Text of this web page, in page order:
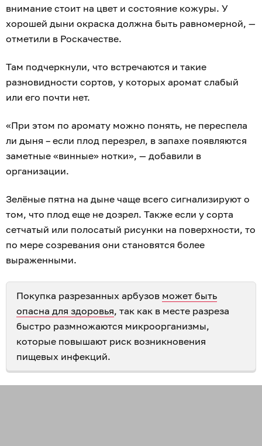
внимание стоит на цвет и состояние кожуры. У
хорошей дыни окраска должна быть равномерной, —
отметили в Роскачестве.
Там подчеркнули, что встречаются и такие
разновидности сортов, у которых аромат слабый
или его почти нет.
«При этом по аромату можно понять, не переспела
ли дыня – если плод перезрел, в запахе появляются
заметные «винные» нотки», — добавили в
организации.
Зелёные пятна на дыне чаще всего сигнализируют о
том, что плод еще не дозрел. Также если у сорта
сетчатый или полосатый рисунки на поверхности, то
по мере созревания они становятся более
выраженными.
Покупка разрезанных арбузов может быть
опасна для здоровья, так как в месте разреза
быстро размножаются микроорганизмы,
которые повышают риск возникновения
пищевых инфекций.